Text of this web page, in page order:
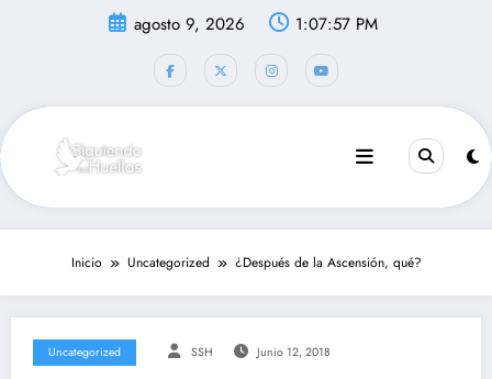
agosto 9, 2026 1:07:57 PM
Inicio Uncategorized ¿Después de la Ascensión, qué?
Uncategorized SSH Junio 12, 2018